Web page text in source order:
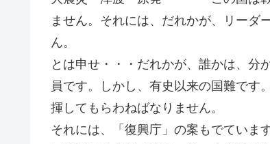
ません。それには、だれかが、リーダ
ん。
とは申せ・・・だれかが、誰かは、分
員です。しかし、有史以来の国難です
揮してもらわねばなりません。
それには、「復興庁」の案もでていま